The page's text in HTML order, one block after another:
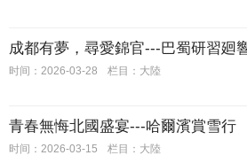
成都有夢，尋愛錦官---巴蜀研習廻
时间：2026-03-28 栏目：大陸
​青春無悔北國盛宴---哈爾濱賞雪行
时间：2026-03-15 栏目：大陸